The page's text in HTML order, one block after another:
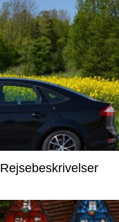
Rejsebeskrivelser